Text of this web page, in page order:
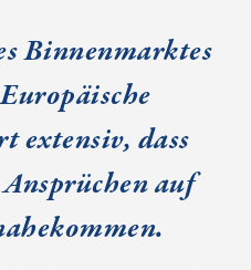
Binnenmarktes
extensiv, dass
auf